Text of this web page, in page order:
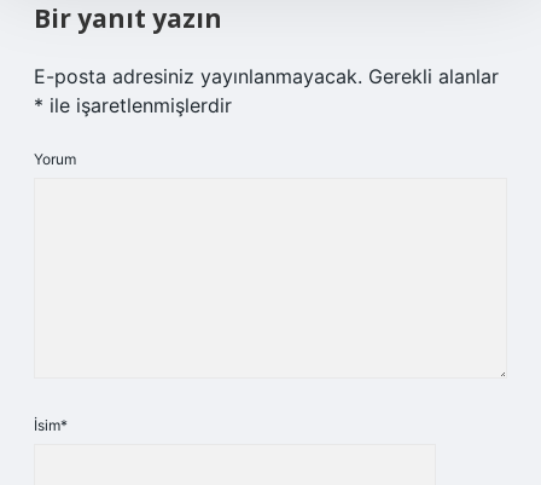
Bir yanıt yazın
E-posta adresiniz yayınlanmayacak. Gerekli alanlar
* ile işaretlenmişlerdir
Yorum
İsim*